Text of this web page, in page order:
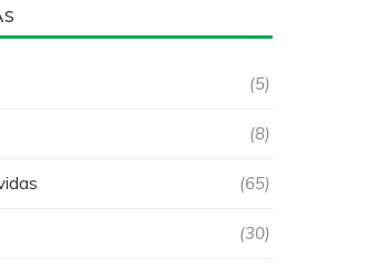
(5)
(8)
(65)
(30)